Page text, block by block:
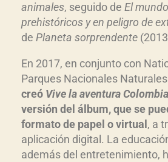
animales, seguido de El
prehistóricos y en peligro de
de Planeta sorprendente
En 2017, en conjunto con
Parques Nacionales
creó Vive la aventura Colombia
versión del álbum, que se
formato de papel o virtual , a
aplicación digital. La
además del entretenimiento,